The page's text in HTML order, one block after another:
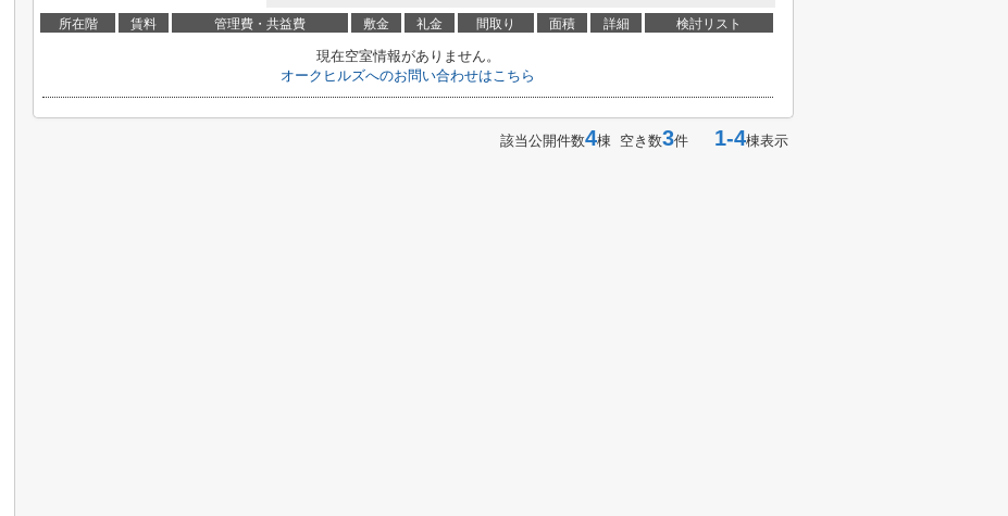
所在階 賃料 管理費・共益費 敷金 礼金 間取り 面積 詳細 検討リスト
現在空室情報がありません。
オークヒルズへのお問い合わせはこちら
該当公開件数4棟 空き数3件 1-4棟表示